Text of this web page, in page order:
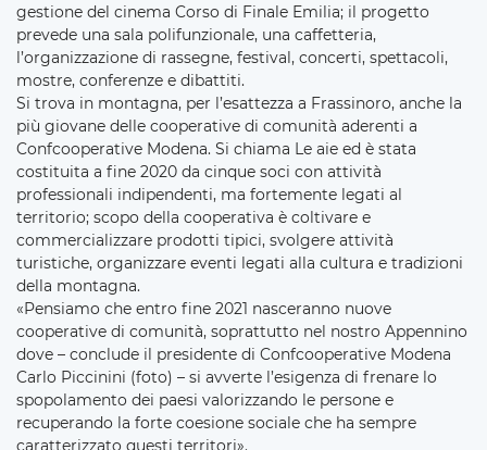
gestione del cinema Corso di Finale Emilia; il progetto
prevede una sala polifunzionale, una caffetteria,
l’organizzazione di rassegne, festival, concerti, spettacoli,
mostre, conferenze e dibattiti.
Si trova in montagna, per l’esattezza a Frassinoro, anche la
più giovane delle cooperative di comunità aderenti a
Confcooperative Modena. Si chiama Le aie ed è stata
costituita a fine 2020 da cinque soci con attività
professionali indipendenti, ma fortemente legati al
territorio; scopo della cooperativa è coltivare e
commercializzare prodotti tipici, svolgere attività
turistiche, organizzare eventi legati alla cultura e tradizioni
della montagna.
«Pensiamo che entro fine 2021 nasceranno nuove
cooperative di comunità, soprattutto nel nostro Appennino
dove – conclude il presidente di Confcooperative Modena
Carlo Piccinini (foto) – si avverte l’esigenza di frenare lo
spopolamento dei paesi valorizzando le persone e
recuperando la forte coesione sociale che ha sempre
caratterizzato questi territori».